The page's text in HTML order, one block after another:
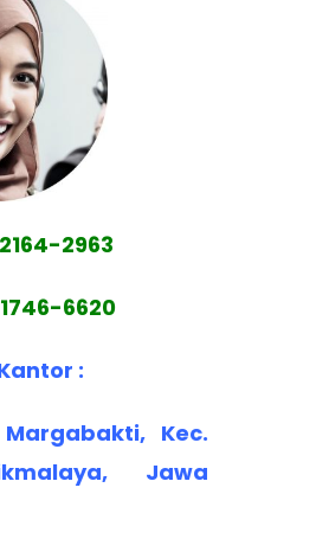
2963
6620
:
Kec.
Jawa